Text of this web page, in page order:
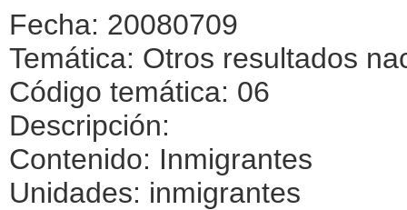
Fecha: 20080709
Temática: Otros resultados
Código temática: 06
Descripción:
Contenido: Inmigrantes
Unidades: inmigrantes